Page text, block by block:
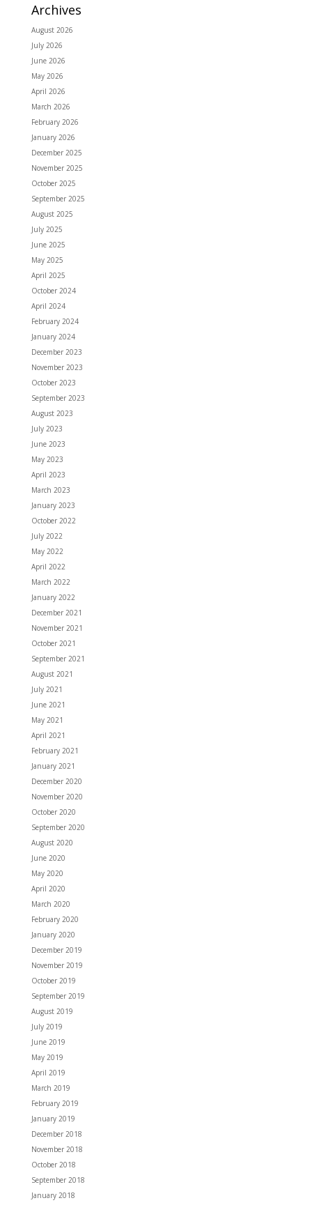
Archives
August 2026
July 2026
June 2026
May 2026
April 2026
March 2026
February 2026
January 2026
December 2025
November 2025
October 2025
September 2025
August 2025
July 2025
June 2025
May 2025
April 2025
October 2024
April 2024
February 2024
January 2024
December 2023
November 2023
October 2023
September 2023
August 2023
July 2023
June 2023
May 2023
April 2023
March 2023
January 2023
October 2022
July 2022
May 2022
April 2022
March 2022
January 2022
December 2021
November 2021
October 2021
September 2021
August 2021
July 2021
June 2021
May 2021
April 2021
February 2021
January 2021
December 2020
November 2020
October 2020
September 2020
August 2020
June 2020
May 2020
April 2020
March 2020
February 2020
January 2020
December 2019
November 2019
October 2019
September 2019
August 2019
July 2019
June 2019
May 2019
April 2019
March 2019
February 2019
January 2019
December 2018
November 2018
October 2018
September 2018
January 2018